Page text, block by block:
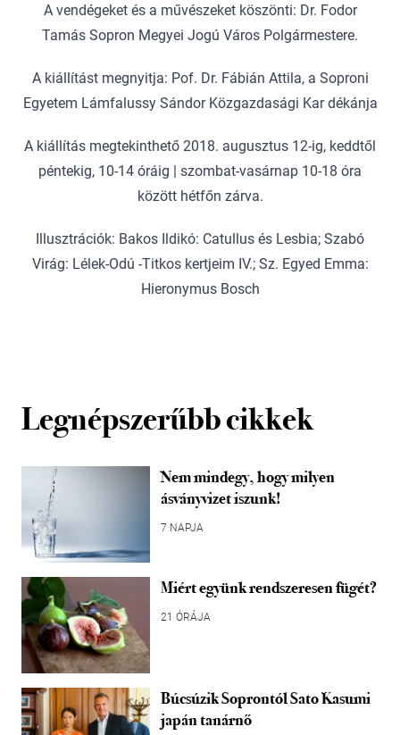
A vendégeket és a művészeket köszönti: Dr. Fodor
Tamás Sopron Megyei Jogú Város Polgármestere.
A kiállítást megnyitja: Pof. Dr. Fábián Attila, a Soproni
Egyetem Lámfalussy Sándor Közgazdasági Kar dékánja
A kiállítás megtekinthető 2018. augusztus 12-ig, keddtől
péntekig, 10-14 óráig | szombat-vasárnap 10-18 óra
között hétfőn zárva.
Illusztrációk: Bakos Ildikó: Catullus és Lesbia; Szabó
Virág: Lélek-Odú -Titkos kertjeim IV.; Sz. Egyed Emma:
Hieronymus Bosch
Legnépszerűbb cikkek
Nem mindegy, hogy milyen
ásványvizet iszunk!
7 NAPJA
Miért együnk rendszeresen fügét?
21 ÓRÁJA
Búcsúzik Soprontól Sato Kasumi
japán tanárnő